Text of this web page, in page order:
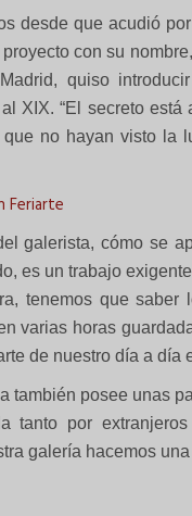
desde que acudió
con su
quiso
XIX. “El secreto está
no hayan visto la
Feriarte
galerista, cómo se
es un trabajo
tenemos que saber
varias horas
de nuestro día a día
también posee unas
tanto por
galería hacemos